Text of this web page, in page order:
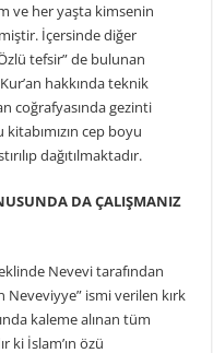
ve her yaşta kimsenin
İçersinde diğer
tefsir” de bulunan
hakkında teknik
coğrafyasında gezinti
cep boyu
dağıtılmaktadır.
DA ÇALIŞMANIZ
Nevevi tarafından
Neveviyye” ismi verilen kırk
kaleme alınan tüm
ki İslam’ın özü